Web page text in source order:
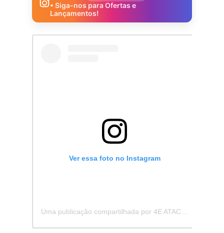
• Siga-nos para Ofertas e
Lançamentos!
Ver essa foto no Instagram